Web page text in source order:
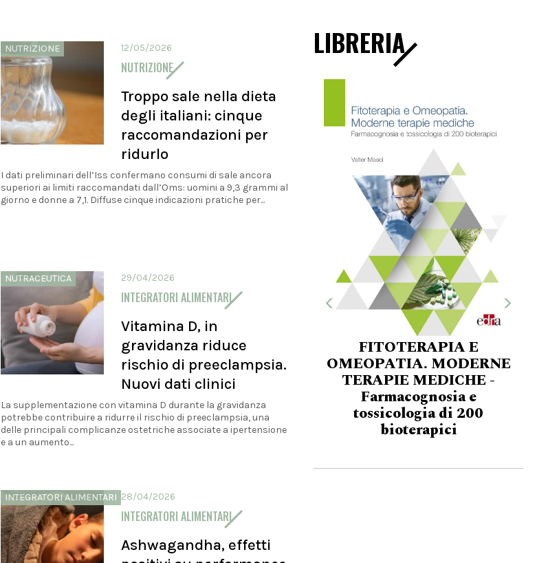
NUTRIZIONE 12/05/2026
NUTRIZIONE
Troppo sale nella dieta
degli italiani: cinque
raccomandazioni per
ridurlo
I dati preliminari dell’Iss confermano consumi di sale ancora
superiori ai limiti raccomandati dall’Oms: uomini a 9,3 grammi al
giorno e donne a 7,1. Diffuse cinque indicazioni pratiche per...
NUTRACEUTICA 29/04/2026
INTEGRATORI ALIMENTARI
Vitamina D, in
gravidanza riduce
rischio di preeclampsia.
Nuovi dati clinici
La supplementazione con vitamina D durante la gravidanza
potrebbe contribuire a ridurre il rischio di preeclampsia, una
delle principali complicanze ostetriche associate a ipertensione
e a un aumento...
INTEGRATORI ALIMENTARI 28/04/2026
INTEGRATORI ALIMENTARI
Ashwagandha, effetti
LIBRERIA
FITOTERAPIA E
OMEOPATIA. MODERNE
TERAPIE MEDICHE -
Farmacognosia e
tossicologia di 200
bioterapici